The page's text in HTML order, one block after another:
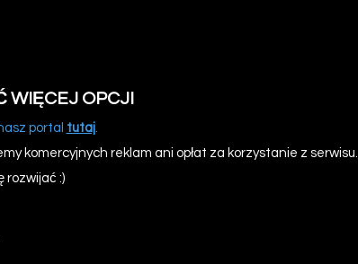
WIĘCEJ OPCJI
portal tutaj.
komercyjnych reklam ani opłat za korzystanie z serwisu.
rozwijać :)